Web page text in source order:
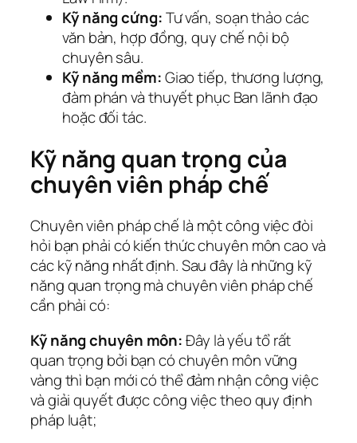
Kỹ năng cứng:Tư vấn, soạn thảo các
văn bản, hợp đồng, quy chế nội bộ
chuyên sâu.
Kỹ năng mềm:Giao tiếp, thương lượng,
đàm phán và thuyết phục Ban lãnh đạo
hoặc đối tác.
Kỹ năng quan trọng của
chuyên viên pháp chế
Chuyên viên pháp chế là một công việc đòi
hỏi bạn phải có kiến thức chuyên môn cao và
các kỹ năng nhất định. Sau đây là những kỹ
năng quan trọng mà chuyên viên pháp chế
cần phải có:
Kỹ năng chuyên môn:Đây là yếu tổ rất
quan trọng bởi bạn có chuyên môn vững
vàng thì bạn mới có thể đảm nhận công việc
và giải quyết được công việc theo quy định
pháp luật;